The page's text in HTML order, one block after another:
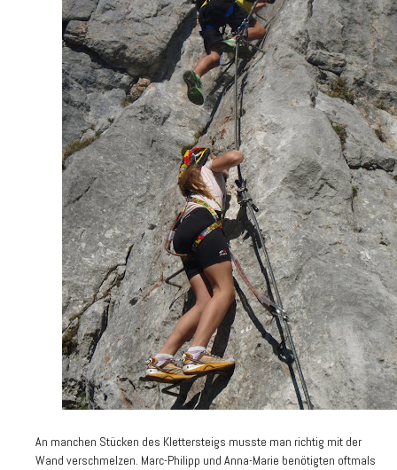
An manchen Stücken des Klettersteigs musste man richtig mit der
Wand verschmelzen. Marc-Philipp und Anna-Marie benötigten oftmals